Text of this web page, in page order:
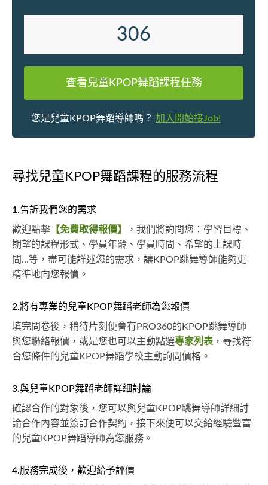
306
查看兒童KPOP舞蹈課程任務
您是兒童KPOP舞蹈導師嗎？ 加入開始接Job!
尋找兒童KPOP舞蹈課程的服務流程
1.告訴我們您的需求
歡迎點擊 【免費取得報價】
，我們將詢問您：學習目標、
期望的課程形式、學員年齡、學員時間、希望的上課時
間...等，盡可能詳述您的需求，讓KPOP跳舞導師能夠更
精準地向您報價。
2.將有專業的兒童KPOP舞蹈老師為您報價
填完問卷後，稍待片刻便會有PRO360的KPOP跳舞導師
與您聯絡報價，或是您也可以主動點選專家列表，尋找符
合您條件的兒童KPOP舞蹈學校主動詢問價格。
3.與兒童KPOP舞蹈老師詳細討論
確認合作的對象後，您可以與兒童KPOP跳舞導師詳細討
論合作內容並簽訂合作契約，接下來便可以交給經驗豐富
的兒童KPOP舞蹈導師為您服務。
4.服務完成後，歡迎給予評價